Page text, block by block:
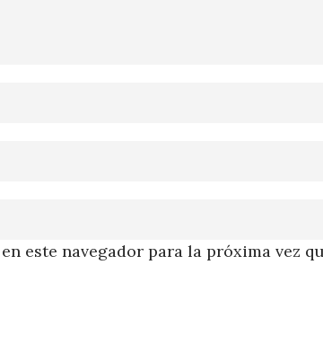
este navegador para la próxima vez